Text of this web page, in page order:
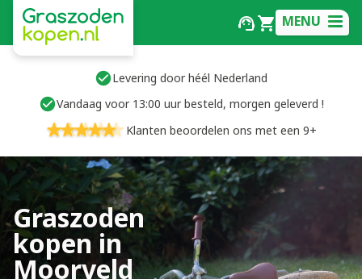
MENU
Levering door héél Nederland
Vandaag voor 13:00 uur besteld, morgen geleverd !
Klanten beoordelen ons met een 9+
Graszoden
kopen in
Moorveld